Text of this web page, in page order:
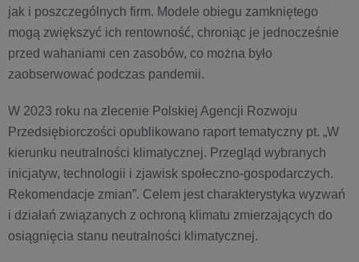
jak i poszczególnych firm. Modele obiegu zamkniętego
mogą zwiększyć ich rentowność, chroniąc je jednocześnie
przed wahaniami cen zasobów, co można było
zaobserwować podczas pandemii.
W 2023 roku na zlecenie Polskiej Agencji Rozwoju
Przedsiębiorczości opublikowano raport tematyczny pt. „W
kierunku neutralności klimatycznej. Przegląd wybranych
inicjatyw, technologii i zjawisk społeczno-gospodarczych.
Rekomendacje zmian”. Celem jest charakterystyka wyzwań
i działań związanych z ochroną klimatu zmierzających do
osiągnięcia stanu neutralności klimatycznej.